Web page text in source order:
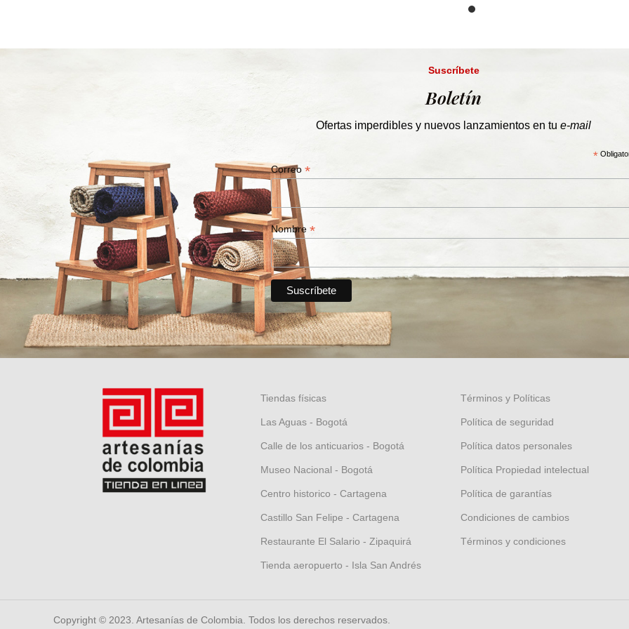
Suscríbete
Boletín
Ofertas imperdibles y nuevos lanzamientos en tu e-mail
*
Correo *
Nombre *
Tiendas físicas
Las Aguas - Bogotá
Calle de los anticuarios - Bogotá
Museo Nacional - Bogotá
Centro historico - Cartagena
Castillo San Felipe - Cartagena
Restaurante El Salario - Zipaquirá
Tienda aeropuerto - Isla San Andrés
Términos y Políticas
Política de seguridad
Política datos personales
Política Propiedad intelectual
Política de garantías
Condiciones de cambios
Términos y condiciones
Copyright © 2023. Artesanías de Colombia. Todos los derechos reservados.